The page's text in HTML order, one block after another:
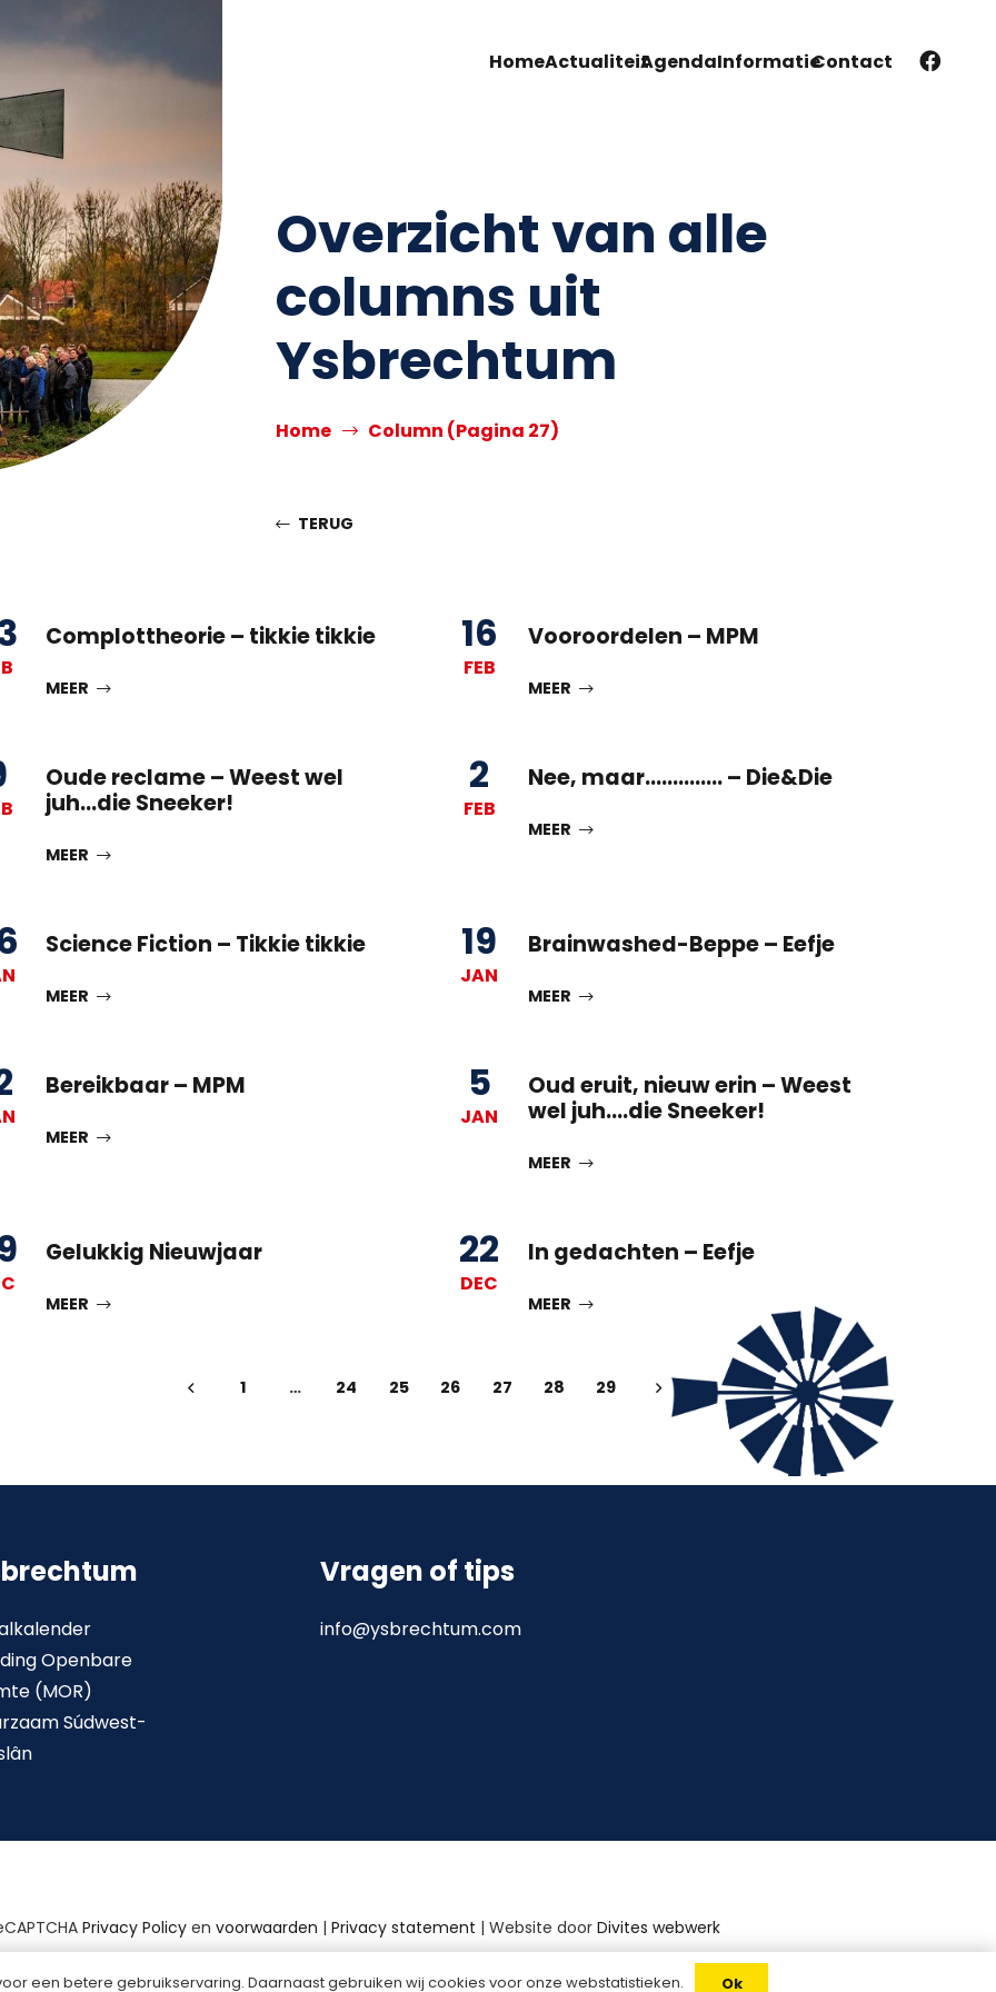
HomeActualiteitAgendaInformatieContact
Overzicht van alle
columns uit
Ysbrechtum
Home Column (Pagina 27)
TERUG
Complottheorie – tikkie tikkie
MEER
16
FEB
Vooroordelen – MPM
MEER
Oude reclame – Weest wel
juh…die Sneeker!
MEER
2
FEB
Nee, maar………….. – Die&Die
MEER
Science Fiction – Tikkie tikkie
MEER
19
JAN
Brainwashed-Beppe – Eefje
MEER
Bereikbaar – MPM
MEER
5
JAN
Oud eruit, nieuw erin – Weest
wel juh….die Sneeker!
MEER
Gelukkig Nieuwjaar
MEER
22
DEC
In gedachten – Eefje
MEER
1 … 24 25 26 27 28 29
Openbare
(MOR)
Súdwest-
Vragen of tips
info@ysbrechtum.com
Privacy Policyen voorwaarden | Privacy statement | Website door Divites webwerk
een betere gebruikservaring. Daarnaast gebruiken wij cookies voor onze webstatistieken. Ok